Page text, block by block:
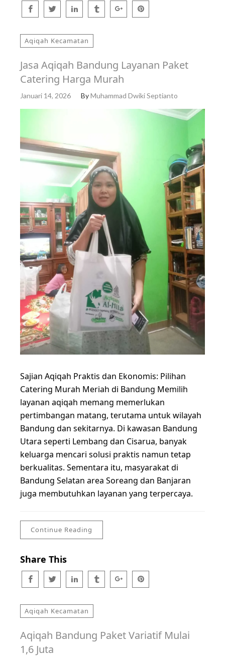
Aqiqah Kecamatan
Jasa Aqiqah Bandung Layanan Paket
Catering Harga Murah
Januari 14, 2026 ByMuhammad Dwiki Septianto
Sajian Aqiqah Praktis dan Ekonomis: Pilihan
Catering Murah Meriah di Bandung Memilih
layanan aqiqah memang memerlukan
pertimbangan matang, terutama untuk wilayah
Bandung dan sekitarnya. Di kawasan Bandung
Utara seperti Lembang dan Cisarua, banyak
keluarga mencari solusi praktis namun tetap
berkualitas. Sementara itu, masyarakat di
Bandung Selatan area Soreang dan Banjaran
juga membutuhkan layanan yang terpercaya.
Continue Reading
Share This
Aqiqah Kecamatan
Aqiqah Bandung Paket Variatif Mulai
1,6 Juta